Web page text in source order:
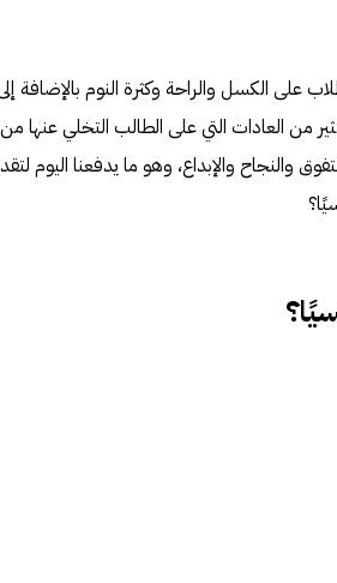
على الكسل والراحة وكثرة النوم بالإضافة
من العادات التي على الطالب التخلي عنها
والنجاح والإبداع، وهو ما يدفعنا اليوم